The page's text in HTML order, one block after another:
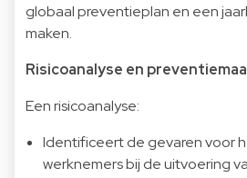
globaal preventieplan en een
maken.
Risicoanalyse en
Een risicoanalyse:
Identificeert de gevaren voor
werknemers bij de uitvoering